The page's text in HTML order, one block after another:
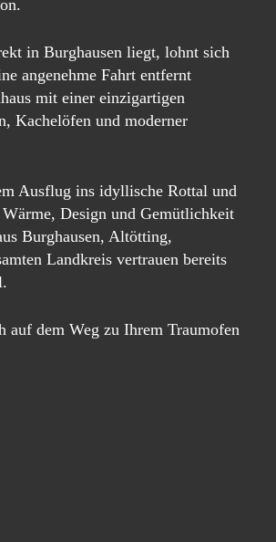
in Burghausen liegt, lohnt sich
angenehme Fahrt entfernt
mit einer einzigartigen
Kachelöfen und moderner
Ausflug ins idyllische Rottal und
Design und Gemütlichkeit
Burghausen, Altötting,
Landkreis vertrauen bereits
auf dem Weg zu Ihrem Traumofen